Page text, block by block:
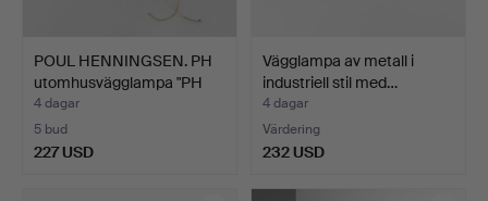
POUL HENNINGSEN. PH
utomhusvägglampa "PH
4…
4 dagar
5 bud
227 USD
Vägglampa av metall i
industriell stil med…
4 dagar
Värdering
232 USD